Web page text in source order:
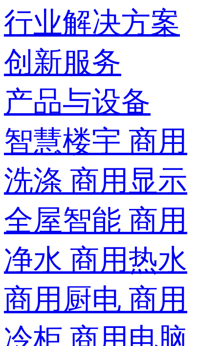
行业解决方案
创新服务
产品与设备
智慧楼宇 商用
洗涤 商用显示
全屋智能 商用
净水 商用热水
商用厨电 商用
冷柜 商用电脑